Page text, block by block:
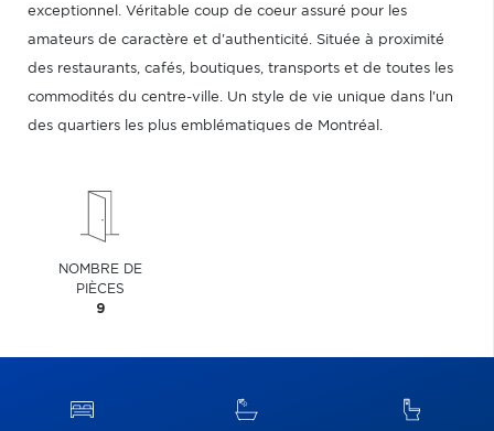
exceptionnel. Véritable coup de coeur assuré pour les
amateurs de caractère et d'authenticité. Située à proximité
des restaurants, cafés, boutiques, transports et de toutes les
commodités du centre-ville. Un style de vie unique dans l'un
des quartiers les plus emblématiques de Montréal.
NOMBRE DE
PIÈCES
9